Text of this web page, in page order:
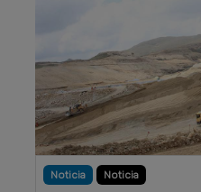
Noticia Noticia